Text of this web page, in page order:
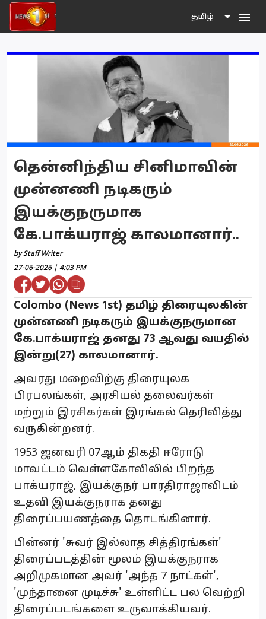
தமிழ் menu
தென்னிந்திய சினிமாவின்
முன்னணி நடிகரும்
இயக்குநருமாக
கே.பாக்யராஜ் காலமானார்..
by Staff Writer
27-06-2026 | 4:03 PM
Colombo (News 1st) தமிழ் திரையுலகின்
முன்னணி நடிகரும் இயக்குநருமான
கே.பாக்யராஜ் தனது 73 ஆவது வயதில்
இன்று(27) காலமானார்.
அவரது மறைவிற்கு திரையுலக
பிரபலங்கள், அரசியல் தலைவர்கள்
மற்றும் இரசிகர்கள் இரங்கல் தெரிவித்து
வருகின்றனர்.
1953 ஜனவரி 07ஆம் திகதி ஈரோடு
மாவட்டம் வெள்ளகோவிலில் பிறந்த
பாக்யராஜ், இயக்குநர் பாரதிராஜாவிடம்
உதவி இயக்குநராக தனது
திரைப்பயணத்தை தொடங்கினார்.
பின்னர் 'சுவர் இல்லாத சித்திரங்கள்'
திரைப்படத்தின் மூலம் இயக்குநராக
அறிமுகமான அவர் 'அந்த 7 நாட்கள்',
'முந்தானை முடிச்சு' உள்ளிட்ட பல வெற்றி
திரைப்படங்களை உருவாக்கியவர்.